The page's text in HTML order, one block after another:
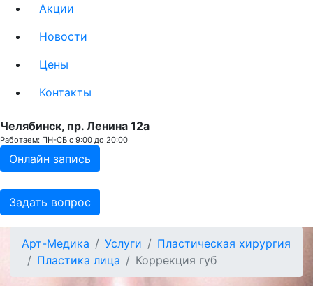
Акции
Новости
Цены
Контакты
Челябинск, пр. Ленина 12a
Работаем: ПН-СБ с 9:00 до 20:00
Онлайн запись
Задать вопрос
Арт-Медика Услуги
Пластическая хирургия
Пластика лица
Коррекция губ